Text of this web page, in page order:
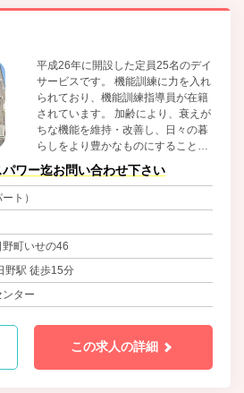
平成26年に開設した定員25名のデイ
サービスです。 機能訓練に力を入れ
られており、機能訓練指導員が在籍
されています。 加齢により、衰えが
ちな機能を維持・改善し、日々の暮
らしをより豊かなものにすることを
目指します。 常に中立、客観的な判
断を意識し、適切なプランを組み立
ワー迄お問い合わせ下さい
ト）
町いせの46
野駅 徒歩15分
ター
この求人の詳細